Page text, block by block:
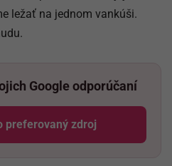
ležať na jednom vankúši.
Google odporúčaní
preferovaný zdroj
Odzadu, odkaz sa otvorí v